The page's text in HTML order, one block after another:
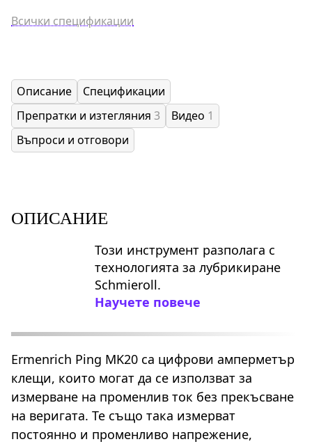
Всички спецификации
Описание
Спецификации
Препратки и изтегляния 3 Видео 1
Въпроси и отговори
ОПИСАНИЕ
Този инструмент разполага с
технологията за лубрикиране
Schmieroll.
Научете повече
Ermenrich Ping MK20 са цифрови амперметър
клещи, които могат да се използват за
измерване на променлив ток без прекъсване
на веригата. Те също така измерват
постоянно и променливо напрежение,